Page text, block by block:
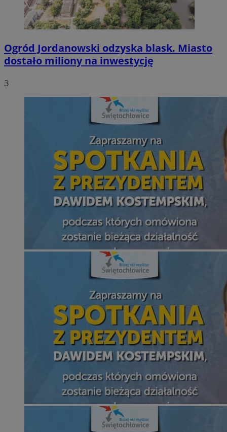
Ogród Jordanowski odzyska blask. Miasto
dostało miliony na inwestycję
3